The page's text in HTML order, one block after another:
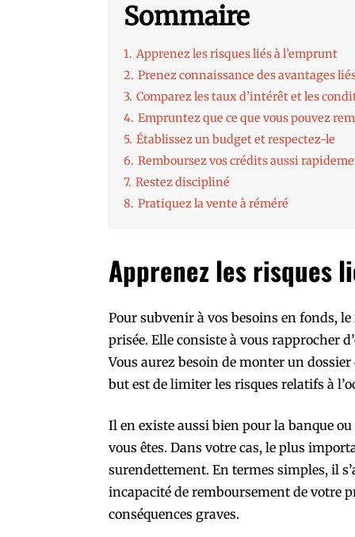
Sommaire
1. Apprenez les risques liés à l’emprunt
2. Prenez connaissance des avantages
3. Comparez les taux d’intérêt et les
4. Empruntez que ce que vous pouvez
5. Établissez un budget et respectez-le
6. Remboursez vos crédits aussi
7. Restez discipliné
8. Pratiquez la vente à réméré
Apprenez les risques
Pour subvenir à vos besoins en fonds, le
prisée. Elle consiste à vous rapprocher
Vous aurez besoin de monter un dossier
but est de limiter les risques relatifs à
Il en existe aussi bien pour la banque
vous êtes. Dans votre cas, le plus
surendettement. En termes simples, il
incapacité de remboursement de votre
conséquences graves.